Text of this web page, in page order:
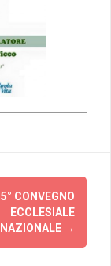
5° CONVEGNO
ECCLESIALE
NAZIONALE →